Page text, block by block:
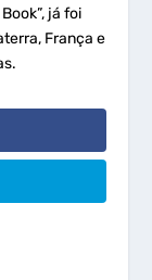
já foi
França e